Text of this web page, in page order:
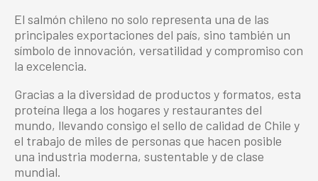
El salmón chileno no solo representa una de las
principales exportaciones del país, sino también un
símbolo de innovación, versatilidad y compromiso con
la excelencia.
Gracias a la diversidad de productos y formatos, esta
proteína llega a los hogares y restaurantes del
mundo, llevando consigo el sello de calidad de Chile y
el trabajo de miles de personas que hacen posible
una industria moderna, sustentable y de clase
mundial.